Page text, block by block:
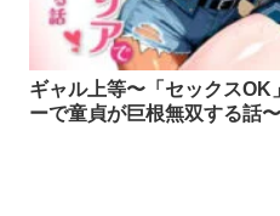
ギャル上等〜「セックスOK
ーで童貞が巨根無双する話〜